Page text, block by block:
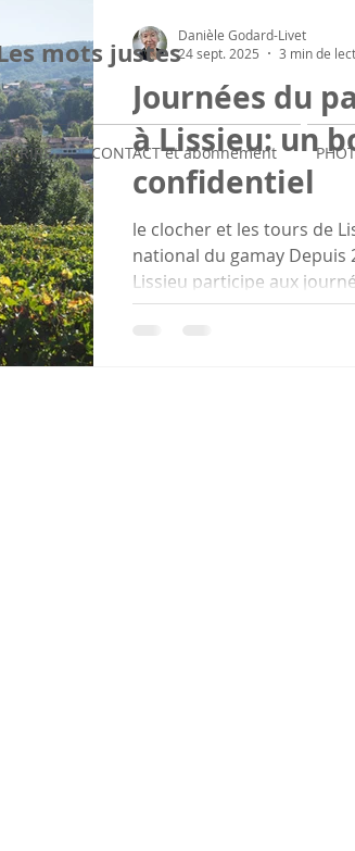
mots justes
CONTACT et abonnement
Journées du
à Lissieu: un
confidentiel
le clocher et les tours de
national du gamay Depuis
Lissieu participe aux
Danièle Godard-Livet
24 sept. 2025
3 min de